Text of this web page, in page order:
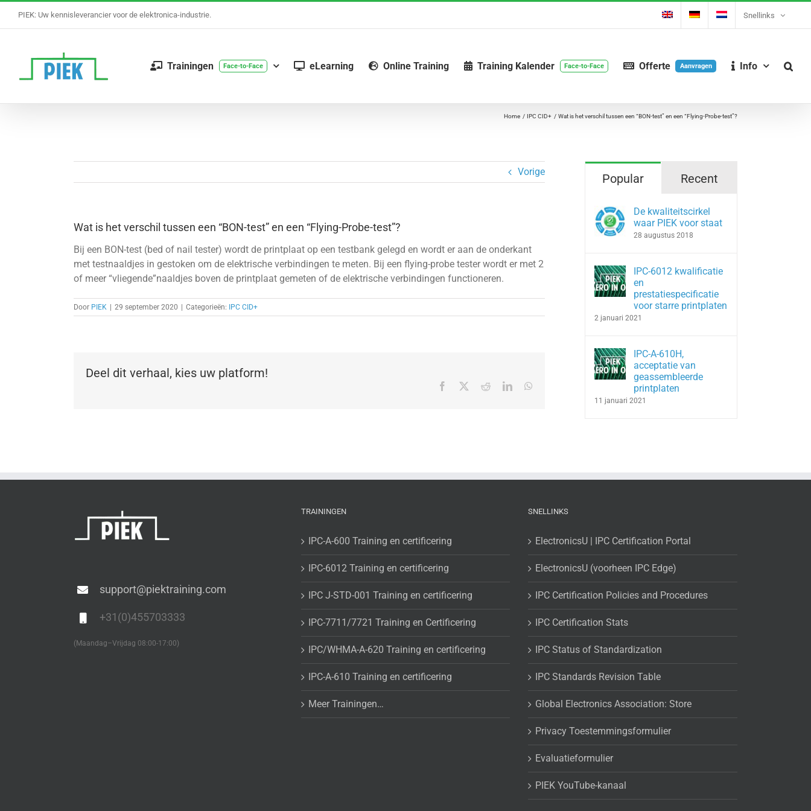
PIEK: Uw kennisleverancier voor de elektronica-industrie. Snellinks
Trainingen Face-to-Face eLearning Online Training Training Kalender Face-to-Face Offerte Aanvragen Info
Home IPC CID+ Wat is het verschil tussen een “BON-test” en een “Flying-Probe-test”?
Vorige
Wat is het verschil tussen een “BON-test” en een “Flying-Probe-test”?
Bij een BON-test (bed of nail tester) wordt de printplaat op een testbank gelegd en wordt er aan de onderkant
met testnaaldjes in gestoken om de elektrische verbindingen te meten. Bij een flying-probe tester wordt er met 2
of meer “vliegende”naaldjes boven de printplaat gemeten of de elektrische verbindingen functioneren.
Door PIEK 29 september 2020 Categorieën: IPC CID+
Deel dit verhaal, kies uw platform!
Facebook RedditLinkedIn
Popular Recent
De kwaliteitscirkel
waar PIEK voor staat
28 augustus 2018
IPC-6012 kwalificatie
en
prestatiespecificatie
voor starre printplaten
2 januari 2021
IPC-A-610H,
acceptatie van
geassembleerde
printplaten
11 januari 2021
support@piektraining.com
+31(0)455703333
(Maandag–Vrijdag 08:00-17:00)
TRAININGEN
IPC-A-600 Training en certificering
IPC-6012 Training en certificering
IPC J-STD-001 Training en certificering
IPC-7711/7721 Training en Certificering
IPC/WHMA-A-620 Training en certificering
IPC-A-610 Training en certificering
Meer Trainingen…
SNELLINKS
ElectronicsU | IPC Certification Portal
ElectronicsU (voorheen IPC Edge)
IPC Certification Policies and Procedures
IPC Certification Stats
IPC Status of Standardization
IPC Standards Revision Table
Global Electronics Association: Store
Privacy Toestemmingsformulier
Evaluatieformulier
PIEK YouTube-kanaal